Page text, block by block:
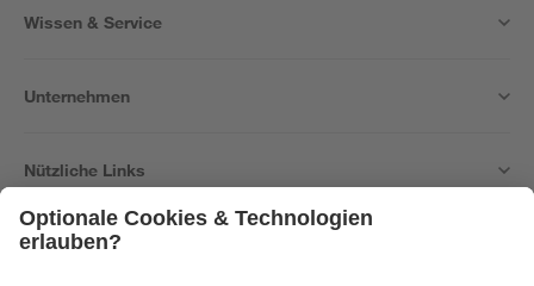
Wissen & Service
Unternehmen
Nützliche Links